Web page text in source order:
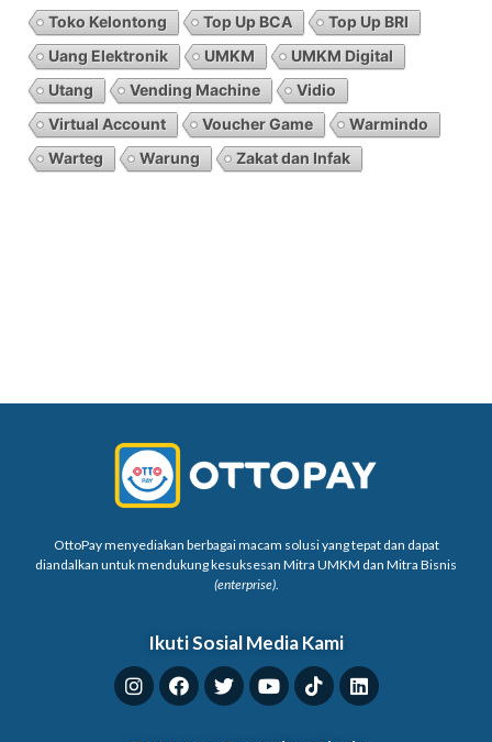
Toko Kelontong Top Up BCA
Top Up BRI
Uang Elektronik
UMKM
UMKM Digital
Utang
Vending Machine
Vidio
Virtual Account
Voucher Game
Warmindo
Warteg
Warung Zakat dan Infak
OttoPay menyediakan berbagai macam solusi yang tepat dan dapat
diandalkan untuk mendukung kesuksesan Mitra UMKM dan Mitra Bisnis
(enterprise).
Ikuti Sosial Media Kami